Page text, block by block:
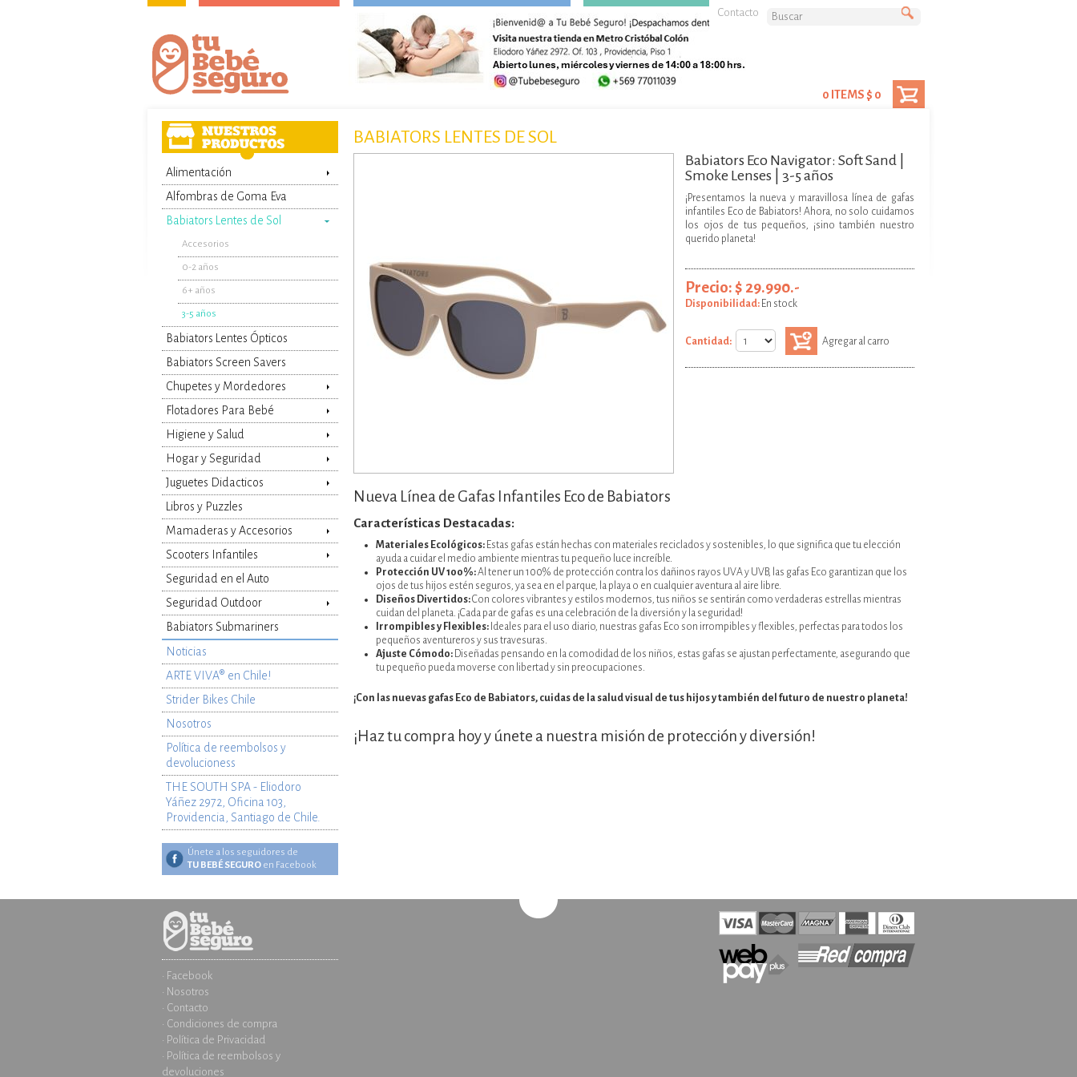
Contacto
Buscar
0 ITEMS $ 0
BABIATORS LENTES DE SOL
Babiators Eco Navigator: Soft Sand |
Smoke Lenses | 3-5 años
¡Presentamos la nueva y maravillosa línea de gafas
infantiles Eco de Babiators! Ahora, no solo cuidamos
los ojos de tus pequeños, ¡sino también nuestro
querido planeta!
Precio: $ 29.990.-
Disponibilidad: En stock
Cantidad:
Agregar al carro Agregar al carro
Nueva Línea de Gafas Infantiles Eco de Babiators
Características Destacadas:
Materiales Ecológicos: Estas gafas están hechas con materiales reciclados y sostenibles, lo que significa que tu elección
ayuda a cuidar el medio ambiente mientras tu pequeño luce increíble.
Protección UV 100%:Al tener un 100% de protección contra los dañinos rayos UVA y UVB, las gafas Eco garantizan que los
ojos de tus hijos estén seguros, ya sea en el parque, la playa o en cualquier aventura al aire libre.
Diseños Divertidos:Con colores vibrantes y estilos modernos, tus niños se sentirán como verdaderas estrellas mientras
cuidan del planeta. ¡Cada par de gafas es una celebración de la diversión y la seguridad!
Irrompibles y Flexibles: Ideales para el uso diario, nuestras gafas Eco son irrompibles y flexibles, perfectas para todos los
pequeños aventureros y sus travesuras.
Ajuste Cómodo: Diseñadas pensando en la comodidad de los niños, estas gafas se ajustan perfectamente, asegurando que
tu pequeño pueda moverse con libertad y sin preocupaciones.
¡Con las nuevas gafas Eco de Babiators, cuidas de la salud visual de tus hijos y también del futuro de nuestro planeta!
¡Haz tu compra hoy y únete a nuestra misión de protección y diversión!
Alimentación
Alfombras de Goma Eva
Babiators Lentes de Sol
Accesorios
0-2 años
6+ años
3-5 años
Babiators Lentes Ópticos
Babiators Screen Savers
Chupetes y Mordedores
Flotadores Para Bebé
Higiene y Salud
Hogar y Seguridad
Juguetes Didacticos
Libros y Puzzles
Mamaderas y Accesorios
Scooters Infantiles
Seguridad en el Auto
Seguridad Outdoor
Babiators Submariners
Noticias
ARTE VIVA® en Chile!
Strider Bikes Chile
Nosotros
Política de reembolsos y
devolucioness
THE SOUTH SPA - Eliodoro
Yáñez 2972, Oficina 103,
Providencia, Santiago de Chile.
Únete a los seguidores de
TU BEBÉ SEGURO en Facebook
· Facebook
· Nosotros
· Contacto
· Condiciones de compra
· Política de Privacidad
· Política de reembolsos y
devoluciones